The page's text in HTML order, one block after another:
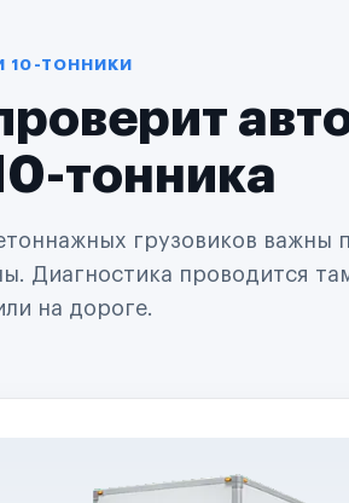
10-ТОННИКИ
тонника
грузовиков важны
Диагностика проводится
на дороге.